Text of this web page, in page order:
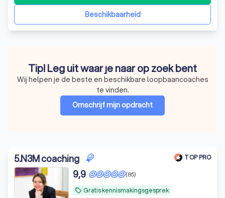
Beschikbaarheid
Tip! Leg uit waar je naar op zoek bent
Wij helpen je de beste en beschikbare loopbaancoaches
te vinden.
Omschrijf mijn opdracht
5.N3M coaching TOP PRO
local_offer Gratis kennismakingsgesprek
(85)
9,9